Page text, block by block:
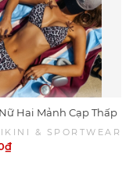
Hai Mảnh Cạp Thấp
Nâu Sexy | DỨA
& SPORTWEAR